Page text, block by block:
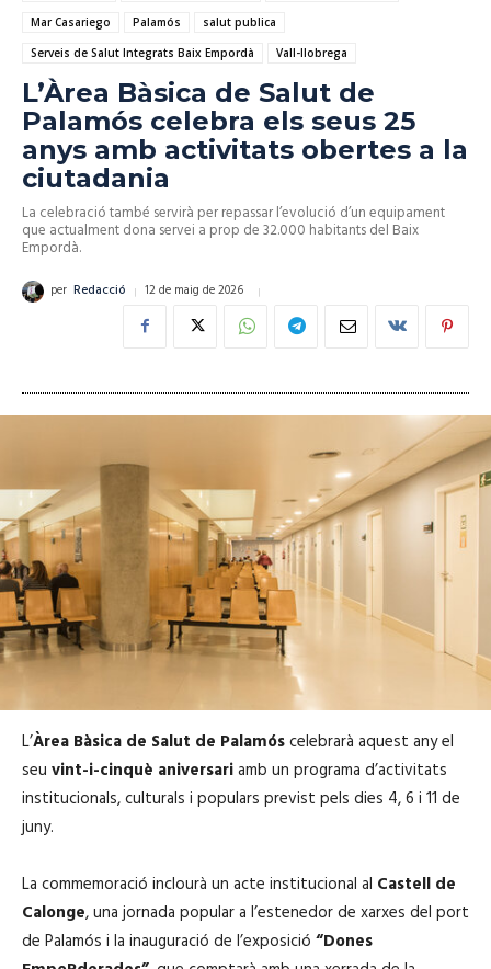
Mar Casariego
Palamós
salut publica
Serveis de Salut Integrats Baix Empordà
Vall-llobrega
L’Àrea Bàsica de Salut de
Palamós celebra els seus 25
anys amb activitats obertes a la
ciutadania
La celebració també servirà per repassar l’evolució d’un equipament
que actualment dona servei a prop de 32.000 habitants del Baix
Empordà.
per Redacció 12 de maig de 2026
L’Àrea Bàsica de Salut de Palamóscelebrarà aquest any el
seu vint-i-cinquè aniversariamb un programa d’activitats
institucionals, culturals i populars previst pels dies 4, 6 i 11 de
juny.
La commemoració inclourà un acte institucional al Castell de
Calonge, una jornada popular a l’estenedor de xarxes del port
de Palamós i la inauguració de l’exposició “Dones